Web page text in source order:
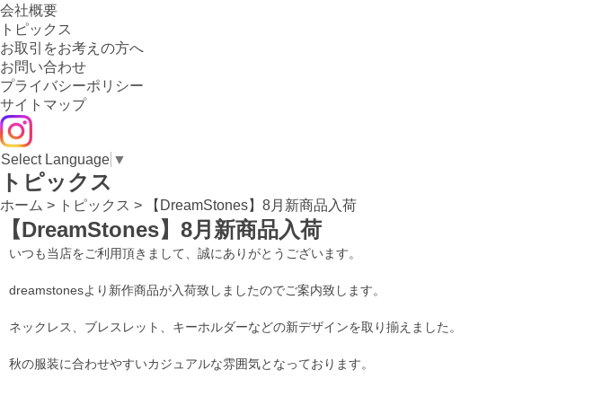
会社概要
トピックス
お取引をお考えの方へ
お問い合わせ
プライバシーポリシー
サイトマップ
Select Language ▼
トピックス
ホーム > トピックス > 【DreamStones】8月新商品入荷
【DreamStones】8月新商品入荷
いつも当店をご利用頂きまして、誠にありがとうございます。
dreamstonesより新作商品が入荷致しましたのでご案内致します。
ネックレス、ブレスレット、キーホルダーなどの新デザインを取り揃えました。
秋の服装に合わせやすいカジュアルな雰囲気となっております。